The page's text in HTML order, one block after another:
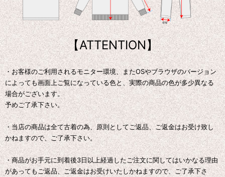
【ATTENTION】
・お客様のご利用されるモニター環境、またOSやブラウザのバージョン
によっても画面上ご覧になっている色と、実際の商品の色が多少異なる
場合がございます。
予めご了承下さい。
・当店の商品は全て古着の為、原則としてご返品、ご返金はお受け致し
かねますので、ご了承下さい。
・商品がお手元に到着後3日以上経過したご注文に関してはいかなる理由
があってもご返品、ご返金はお受けいたしかねますので、ご了承下さ